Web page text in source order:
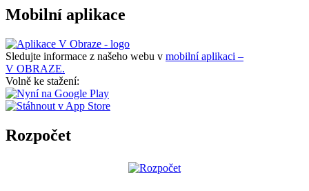
Mobilní aplikace
Sledujte informace z našeho webu v mobilní aplikaci –
V OBRAZE.
Volně ke stažení:
Rozpočet